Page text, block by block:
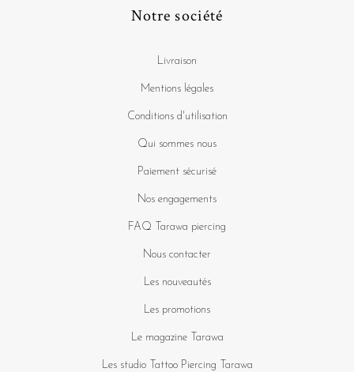
Notre société
Livraison
Mentions légales
Conditions d'utilisation
Qui sommes nous
Paiement sécurisé
Nos engagements
FAQ Tarawa piercing
Nous contacter
Les nouveautés
Les promotions
Le magazine Tarawa
Les studio Tattoo Piercing Tarawa